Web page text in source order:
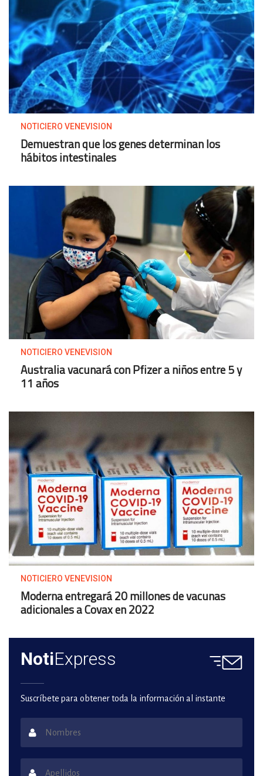
NOTICIERO VENEVISION
Demuestran que los genes determinan los
hábitos intestinales
NOTICIERO VENEVISION
Australia vacunará con Pfizer a niños entre 5 y
11 años
NOTICIERO VENEVISION
Moderna entregará 20 millones de vacunas
adicionales a Covax en 2022
NotiExpress
Suscríbete para obtener toda la información al instante